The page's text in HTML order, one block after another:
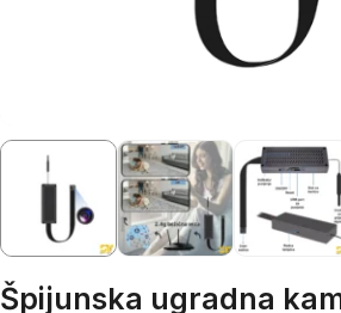
Špijunska ugradna